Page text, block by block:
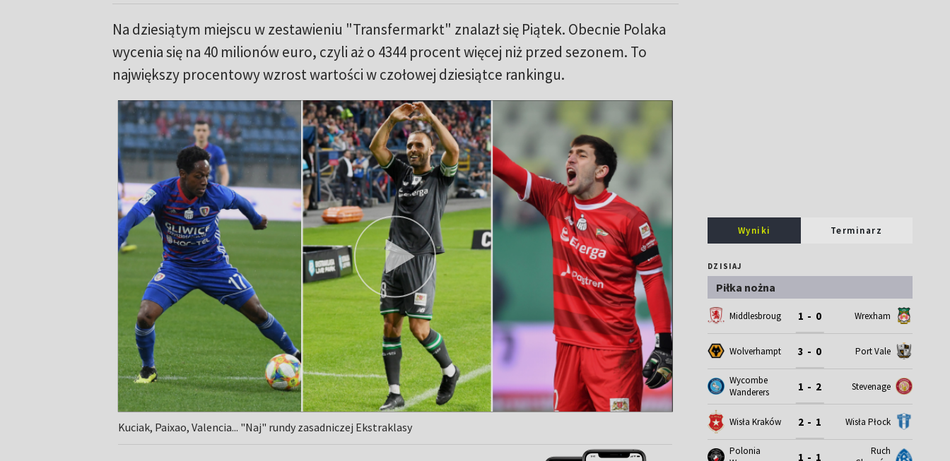
Na dziesiątym miejscu w zestawieniu "Transfermarkt" znalazł się Piątek. Obecnie Polaka
wycenia się na 40 milionów euro, czyli aż o 4344 procent więcej niż przed sezonem. To
największy procentowy wzrost wartości w czołowej dziesiątce rankingu.
Kuciak, Paixao, Valencia... "Naj" rundy zasadniczej Ekstraklasy
Wyniki Terminarz
DZISIAJ
Piłka nożna
Middlesbrough 1 - 0 Wrexham
Wolverhampton 3 - 0 Port Vale
Wycombe
Wanderers
1 - 2 Stevenage
Wisła Kraków 2 - 1 Wisła Płock
Polonia
1 - 1
Ruch